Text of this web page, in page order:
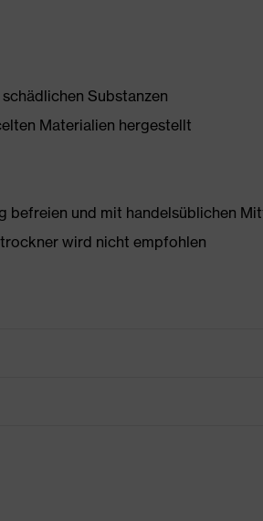
Substanzen
Materialien hergestellt
befreien und mit handelsüblichen
wird nicht empfohlen